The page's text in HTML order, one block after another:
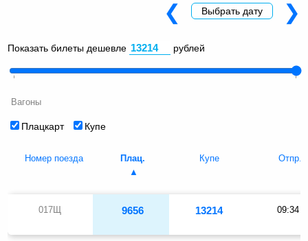
Показать билеты дешевле рублей
Вагоны
Плацкарт Купе
❮ Выбрать дату ❯
Номер поезда Плац. Купе Отпр.
017Щ 9656 13214 09:34